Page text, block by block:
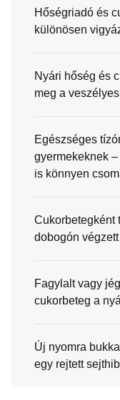
Hőségriadó és
különösen
Nyári hőség és
meg a
Egészséges
gyermekeknek
is könnyen
Cukorbetegként
dobogón
Fagylalt vagy
cukorbeteg a
Új nyomra
egy rejtett